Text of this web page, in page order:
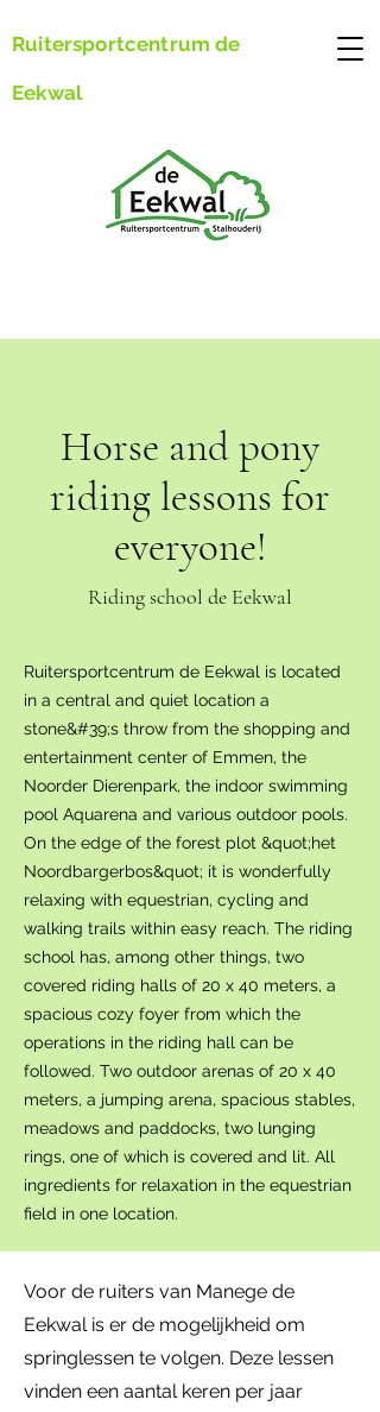
Ruitersportcentrum de
Eekwal
Horse and pony
riding lessons for
everyone!
Riding school de Eekwal
Ruitersportcentrum de Eekwal is located
in a central and quiet location a
stone&#39;s throw from the shopping and
entertainment center of Emmen, the
Noorder Dierenpark, the indoor swimming
pool Aquarena and various outdoor pools.
On the edge of the forest plot &quot;het
Noordbargerbos&quot; it is wonderfully
relaxing with equestrian, cycling and
walking trails within easy reach. The riding
school has, among other things, two
covered riding halls of 20 x 40 meters, a
spacious cozy foyer from which the
operations in the riding hall can be
followed. Two outdoor arenas of 20 x 40
meters, a jumping arena, spacious stables,
meadows and paddocks, two lunging
rings, one of which is covered and lit. All
ingredients for relaxation in the equestrian
field in one location.
Voor de ruiters van Manege de
Eekwal is er de mogelijkheid om
springlessen te volgen. Deze lessen
vinden een aantal keren per jaar